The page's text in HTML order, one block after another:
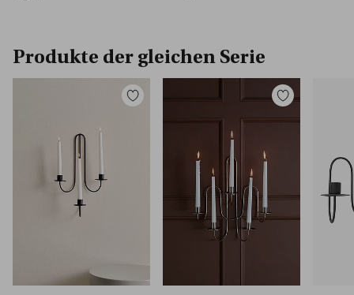
Produkte der gleichen Serie
Zu
Zu
hinzufügen